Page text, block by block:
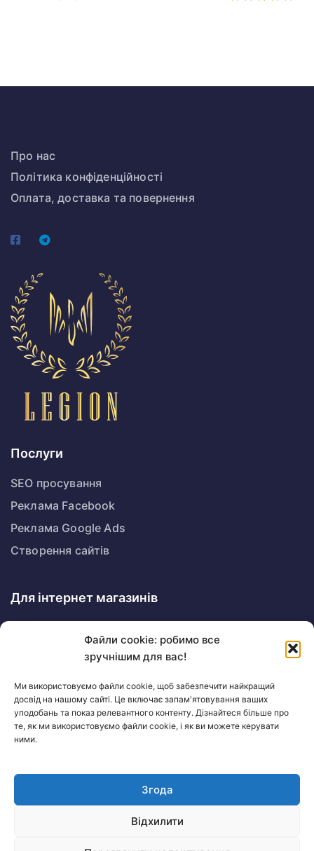
Файли cookie: робимо все
зручнішим для вас!
Ми використовуємо файли cookie, щоб забезпечити найкращий
досвід на нашому сайті. Це включає запам'ятовування ваших
уподобань та показ релевантного контенту. Дізнайтеся більше про
те, як ми використовуємо файли cookie, і як ви можете керувати
ними.
Згода
Відхилити
Про нас
Політика конфіденційності
Оплата, доставка та повернення
Послуги
SEO просування
Реклама Facebook
Реклама Google Ads
Створення сайтів
Для інтернет магазинів
Google Ads для магазину
Контакти
Княгині Ольги, 100Д